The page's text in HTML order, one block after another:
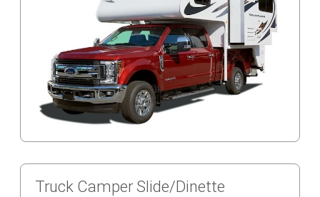
Truck Camper Slide/Dinette